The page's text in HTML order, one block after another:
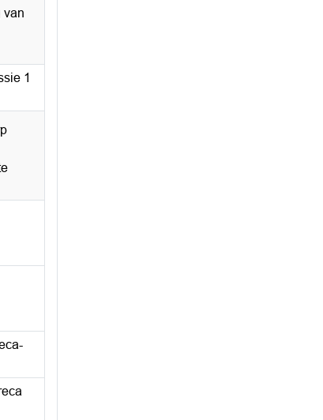
van
1